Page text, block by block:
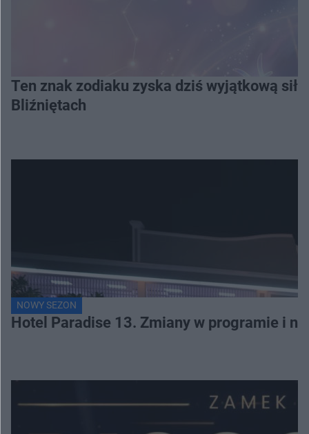
Ten znak zodiaku zyska dziś wyjątkową
Bliźniętach
NOWY SEZON
Hotel Paradise 13. Zmiany w programie i